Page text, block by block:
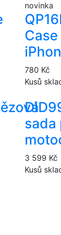
novinka
Case
780 Kč
Kusů
sada
3 599 Kč
Kusů